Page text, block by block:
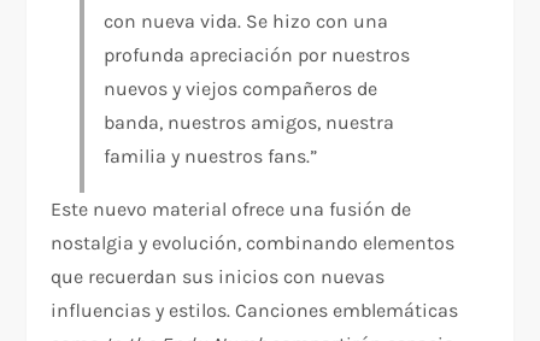
con nueva vida. Se hizo con una
profunda apreciación por nuestros
nuevos y viejos compañeros de
banda, nuestros amigos, nuestra
familia y nuestros fans.”
Este nuevo material ofrece una fusión de
nostalgia y evolución, combinando elementos
que recuerdan sus inicios con nuevas
influencias y estilos. Canciones emblemáticas